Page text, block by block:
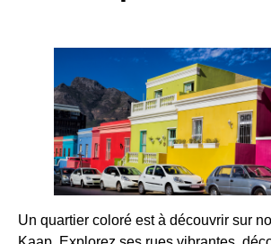
Un quartier coloré est à découvrir sur